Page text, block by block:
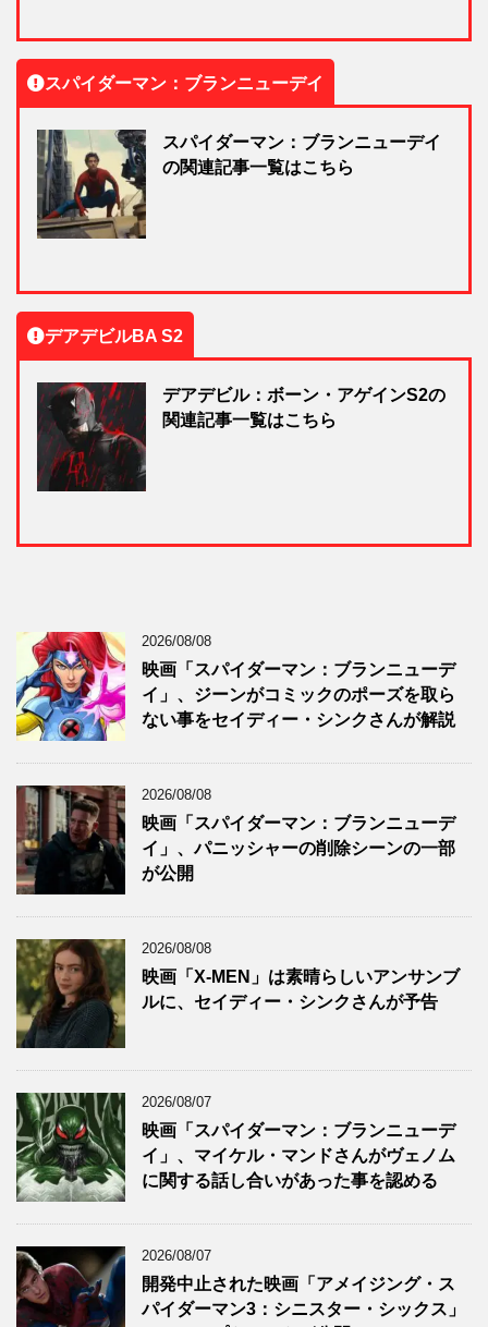
スパイダーマン：ブランニューデイ
スパイダーマン：ブランニューデイ
の関連記事一覧はこちら
デアデビルBA S2
デアデビル：ボーン・アゲインS2の
関連記事一覧はこちら
2026/08/08
映画「スパイダーマン：ブランニューデ
イ」、ジーンがコミックのポーズを取ら
ない事をセイディー・シンクさんが解説
2026/08/08
映画「スパイダーマン：ブランニューデ
イ」、パニッシャーの削除シーンの一部
が公開
2026/08/08
映画「X-MEN」は素晴らしいアンサンブ
ルに、セイディー・シンクさんが予告
2026/08/07
映画「スパイダーマン：ブランニューデ
イ」、マイケル・マンドさんがヴェノム
に関する話し合いがあった事を認める
2026/08/07
開発中止された映画「アメイジング・ス
パイダーマン3：シニスター・シックス」